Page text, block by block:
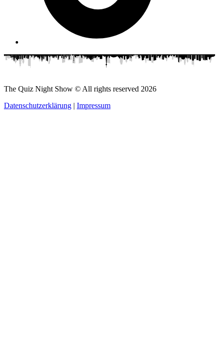
The Quiz Night Show © All rights reserved 2026
Datenschutzerklärung | Impressum